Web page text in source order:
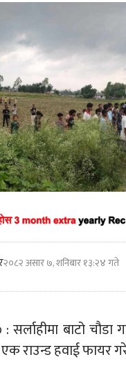
२०८२ असार ७, शनिबार १३:२४ गते
सर्लाहीमा बाटो चौडा
एक राउन्ड हवाई फायर